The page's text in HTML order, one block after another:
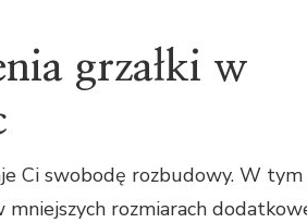
grzałki w
Ci swobodę rozbudowy. W
rozmiarach